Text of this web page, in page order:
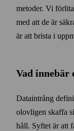
metoder. Vi
med att de är
är att brista i
Vad innebär
Data­intrång
olovligen skaffa
håll. Syftet är att